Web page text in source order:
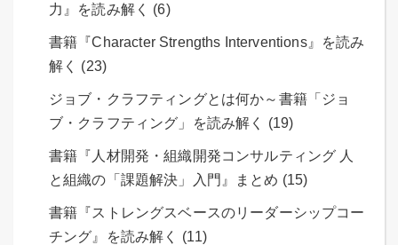
力』を読み解く (6)
書籍『Character Strengths Interventions』を読み
解く (23)
ジョブ・クラフティングとは何か～書籍「ジョ
ブ・クラフティング」を読み解く (19)
書籍『人材開発・組織開発コンサルティング 人
と組織の「課題解決」入門』まとめ (15)
書籍『ストレングスベースのリーダーシップコー
チング』を読み解く (11)